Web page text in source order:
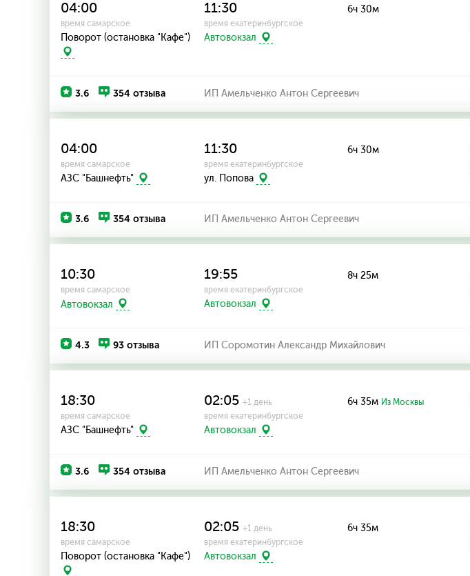
04:00
время самарское
Поворот (остановка "Кафе")
11:30
время екатеринбургское
Автовокзал
6ч 30м
3.6 354 отзыва ИП Амельченко Антон Сергеевич
04:00
время самарское
АЗС "Башнефть"
11:30
время екатеринбургское
ул. Попова
6ч 30м
3.6 354 отзыва ИП Амельченко Антон Сергеевич
10:30
время самарское
Автовокзал
19:55
время екатеринбургское
Автовокзал
8ч 25м
4.3 93 отзыва ИП Соромотин Александр Михайлович
18:30
время самарское
АЗС "Башнефть"
02:05 +1 день
время екатеринбургское
Автовокзал
6ч 35м Из Москвы
3.6 354 отзыва ИП Амельченко Антон Сергеевич
18:30
время самарское
Поворот (остановка "Кафе")
02:05 +1 день
время екатеринбургское
Автовокзал
6ч 35м